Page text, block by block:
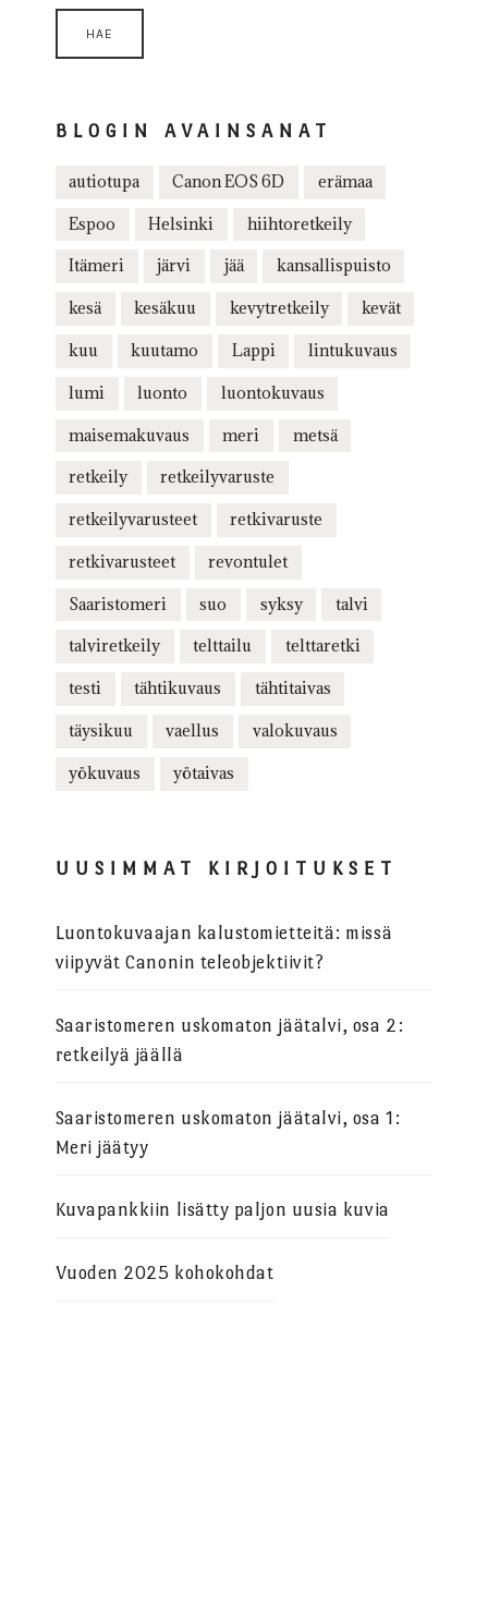
BLOGIN AVAINSANAT
autiotupa Canon EOS 6D erämaa
Espoo Helsinki hiihtoretkeily
Itämeri järvi jää kansallispuisto
kesä kesäkuu kevytretkeily kevät
kuu kuutamo Lappi lintukuvaus
lumi luonto luontokuvaus
maisemakuvaus meri metsä
retkeily retkeilyvaruste
retkeilyvarusteet retkivaruste
retkivarusteet revontulet
Saaristomeri suo syksy talvi
talviretkeily telttailu telttaretki
testi tähtikuvaus tähtitaivas
täysikuu vaellus valokuvaus
yökuvaus yötaivas
UUSIMMAT KIRJOITUKSET
Luontokuvaajan kalustomietteitä: missä
viipyvät Canonin teleobjektiivit?
Saaristomeren uskomaton jäätalvi, osa 2:
retkeilyä jäällä
Saaristomeren uskomaton jäätalvi, osa 1:
Meri jäätyy
Kuvapankkiin lisätty paljon uusia kuvia
Vuoden 2025 kohokohdat